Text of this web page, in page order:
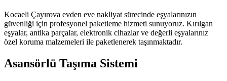
Kocaeli Çayırova evden eve nakliyat sürecinde eşyalarınızın
güvenliği için profesyonel paketleme hizmeti sunuyoruz. Kırılgan
eşyalar, antika parçalar, elektronik cihazlar ve değerli eşyalarınız
özel koruma malzemeleri ile paketlenerek taşınmaktadır.
Asansörlü Taşıma Sistemi